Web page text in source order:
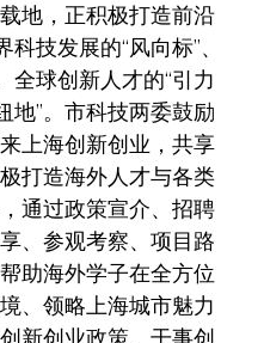
地，正积极打造前沿
技发展的“风向标”、
全球创新人才的“引力
地”。市科技两委鼓励
上海创新创业，共享
打造海外人才与各类
通过政策宣介、招聘
、参观考察、项目路
助海外学子在全方位
、领略上海城市魅力